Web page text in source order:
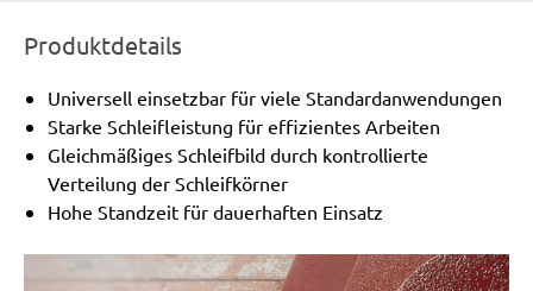
Produktdetails
Universell einsetzbar für viele Standardanwendungen
Starke Schleifleistung für effizientes Arbeiten
Gleichmäßiges Schleifbild durch kontrollierte
Verteilung der Schleifkörner
Hohe Standzeit für dauerhaften Einsatz